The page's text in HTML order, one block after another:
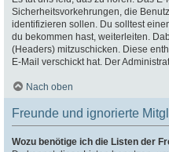
Sicherheitsvorkehrungen, die
identifizieren sollen. Du solltest
du bekommen hast, weiterleiten.
(Headers) mitzuschicken. Diese
E-Mail verschickt hat. Der
Nach oben
Freunde und ignorierte
Wozu benötige ich die Listen der